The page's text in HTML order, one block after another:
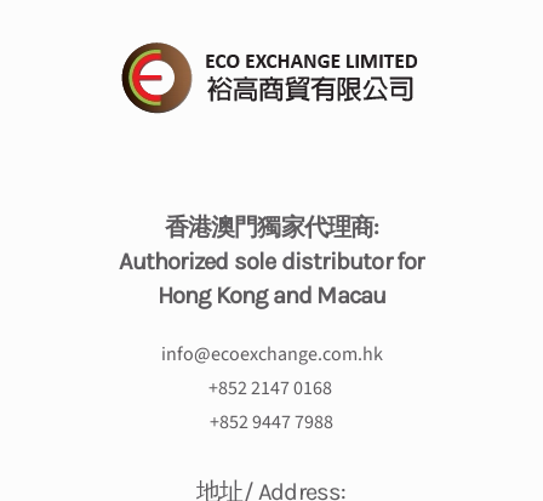
地址/ Address:
香港澳門獨家代理商:
Authorized sole distributor for
Hong Kong and Macau
info@ecoexchange.com.hk
+852 2147 0168
+852 9447 7988